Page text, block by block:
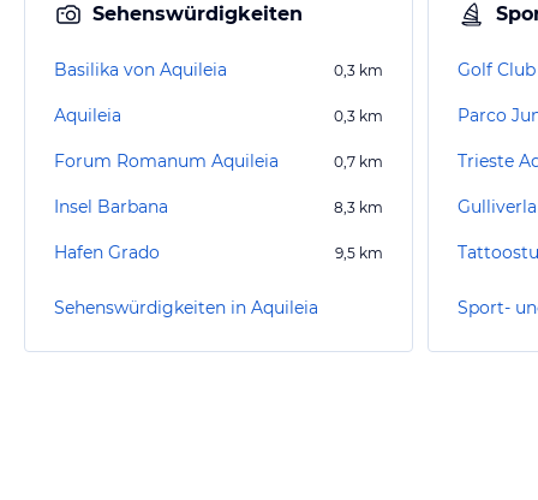
Sehenswürdigkeiten
Basilika von Aquileia 0,3 km
Aquileia 0,3 km
Forum Romanum Aquileia 0,7 km
Insel Barbana 8,3 km
Hafen Grado 9,5 km
Sehenswürdigkeiten in Aquileia
Golf
Parco
Trieste